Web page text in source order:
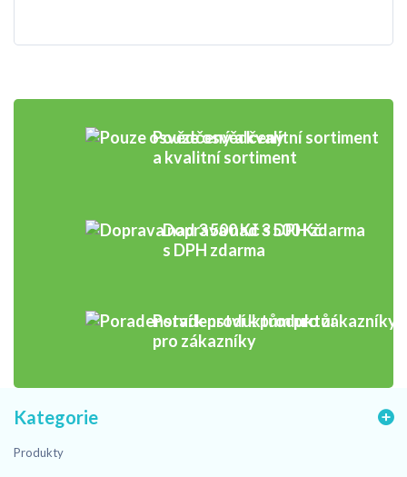
Pouze osvědčený
a kvalitní sortiment
Doprava nad 3 500 Kč
s DPH zdarma
Poradenství k produktům
pro zákazníky
Kategorie
Produkty